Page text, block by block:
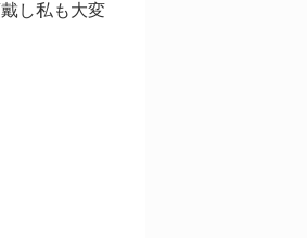
し私も大変